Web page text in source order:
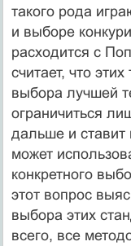
такого рода
и выборе
расходится с
считает, что
выбора лучшей
ограничить­ся
дальше и ставит
может
конкретного
этот вопрос
выбора этих
всего, все